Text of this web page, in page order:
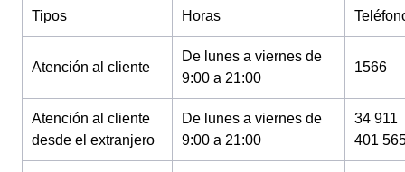
Tipos Horas
Atención al cliente
De lunes a viernes de
9:00 a 21:00
1566
Atención al cliente
desde el extranjero
De lunes a viernes de
9:00 a 21:00
34 911
401